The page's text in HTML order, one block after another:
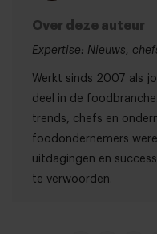
Over deze auteur
Expertise: Nieuws,
Werkt sinds 2007 als
deel in de
trends, chefs en
foodondernemers
uitdagingen en
te verwoorden.